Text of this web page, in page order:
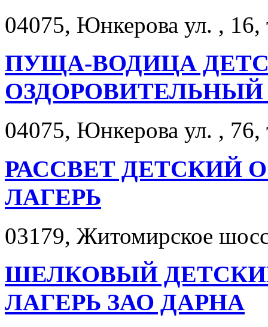
04075, Юнкерова ул. , 16,
ПУЩА-ВОДИЦА
ОЗДОРОВИТЕЛЬНЫЙ
04075, Юнкерова ул. , 76,
РАССВЕТ ДЕТСКИЙ
ЛАГЕРЬ
03179, Житомирское
ШЕЛКОВЫЙ
ЛАГЕРЬ ЗАО ДАРНА